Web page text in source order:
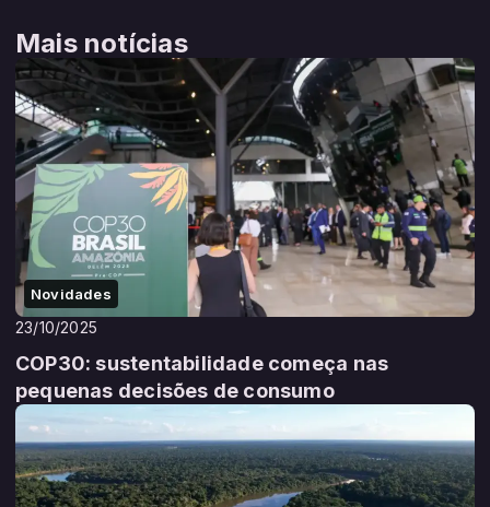
Mais notícias
Novidades
23/10/2025
COP30: sustentabilidade começa nas
pequenas decisões de consumo